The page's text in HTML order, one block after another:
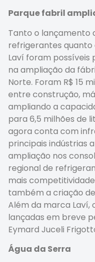
Parque fabril
Tanto o lançamento
refrigerantes quanto
Laví foram possíveis
na ampliação da
Norte. Foram R$ 15
entre construção,
ampliando a
para 6,5 milhões de
agora conta com
principais indústrias
ampliação nos
regional de
mais
também a criação
Além da marca Laví,
lançadas em breve
Eymard Juceli
Água da Serra